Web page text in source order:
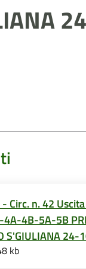
- Circ. n. 42
4B-5A-5B
S'GIULIANA
kb